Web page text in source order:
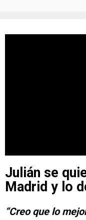
Julián se
Madrid y lo
“Creo que lo